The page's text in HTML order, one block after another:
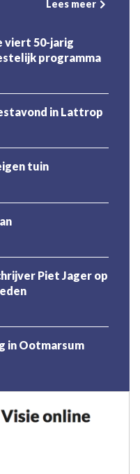
Lees meer
viert 50-jarig
programma
in Lattrop
testen in je eigen tuin
Piet Jager op
in Ootmarsum